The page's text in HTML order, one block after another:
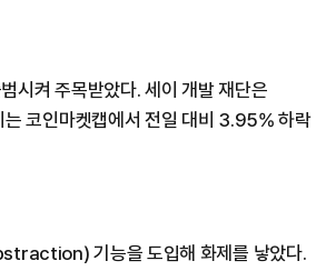
시켜 주목받았다. 세이 개발 재단은
는 코인마켓캡에서 전일 대비 3.95% 하락
기능을 도입해 화제를 낳았다.